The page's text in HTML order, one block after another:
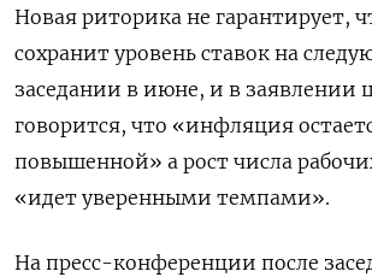
Новая риторика не гарантирует,
сохранит уровень ставок на
заседании в июне, и в заявлении
говорится, что «инфляция
повышенной» а рост числа
«идет уверенными темпами».
На пресс-конференции после